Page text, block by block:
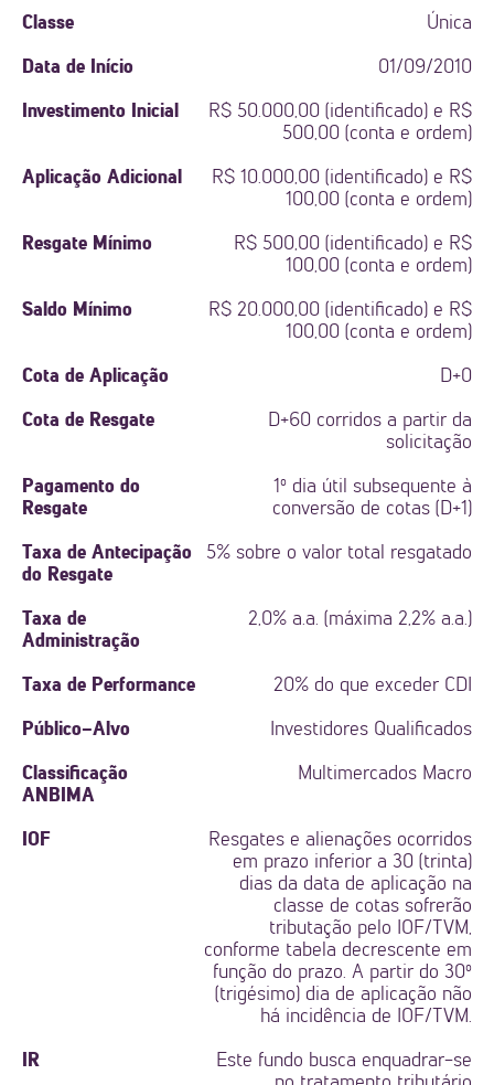
Classe Única
Data de Início 01/09/2010
Investimento Inicial
R$ 50.000,00 (identificado) e R$
500,00 (conta e ordem)
Aplicação Adicional
R$ 10.000,00 (identificado) e R$
100,00 (conta e ordem)
Resgate Mínimo
R$ 500,00 (identificado) e R$
100,00 (conta e ordem)
Saldo Mínimo
R$ 20.000,00 (identificado) e R$
100,00 (conta e ordem)
Cota de Aplicação D+0
Cota de Resgate
D+60 corridos a partir da
solicitação
Pagamento do
Resgate
1º dia útil subsequente à
conversão de cotas (D+1)
Taxa de Antecipação
do Resgate
5% sobre o valor total resgatado
Taxa de
Administração
2,0% a.a. (máxima 2,2% a.a.)
Taxa de Performance 20% do que exceder CDI
Público-Alvo Investidores Qualificados
Classificação
ANBIMA
Multimercados Macro
IOF
Resgates e alienações ocorridos
em prazo inferior a 30 (trinta)
dias da data de aplicação na
classe de cotas sofrerão
tributação pelo IOF/TVM,
conforme tabela decrescente em
função do prazo. A partir do 30º
(trigésimo) dia de aplicação não
há incidência de IOF/TVM.
IR
Este fundo busca enquadrar-se